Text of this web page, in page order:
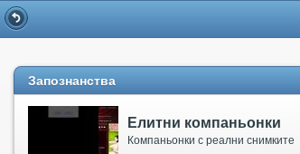
Запознанства
Елитни компаньонки
Компаньонки с реални снимките